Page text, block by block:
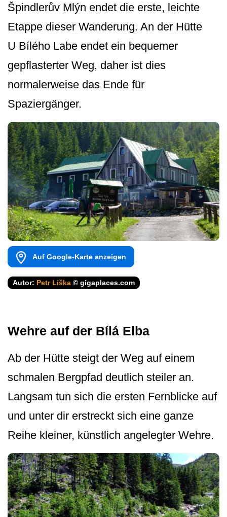
Špindlerův Mlýn endet die erste, leichte
Etappe dieser Wanderung. An der Hütte
U Bílého Labe endet ein bequemer
gepflasterter Weg, daher ist dies
normalerweise das Ende für
Spaziergänger.
Auf Google-Karte anzeigen
Autor: Petr Liška © gigaplaces.com
Wehre auf der Bílá Elba
Ab der Hütte steigt der Weg auf einem
schmalen Bergpfad deutlich steiler an.
Langsam tun sich die ersten Fernblicke auf
und unter dir erstreckt sich eine ganze
Reihe kleiner, künstlich angelegter Wehre.